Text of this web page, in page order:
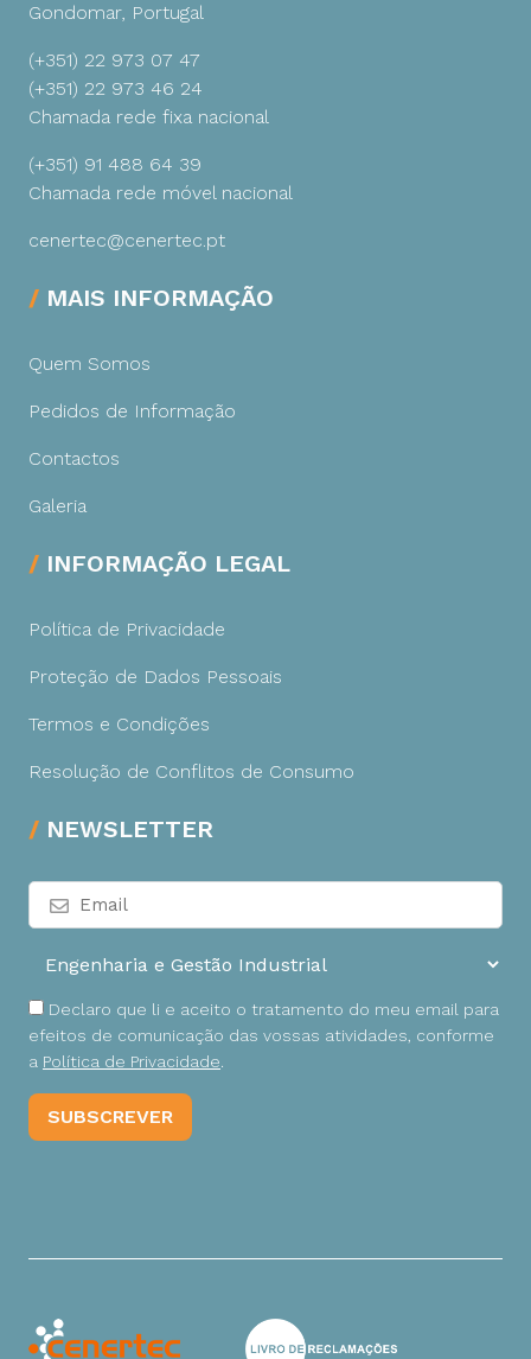
Gondomar, Portugal
(+351) 22 973 07 47
(+351) 22 973 46 24
Chamada rede fixa nacional
(+351) 91 488 64 39
Chamada rede móvel nacional
cenertec@cenertec.pt
MAIS INFORMAÇÃO
Quem Somos
Pedidos de Informação
Contactos
Galeria
INFORMAÇÃO LEGAL
Política de Privacidade
Proteção de Dados Pessoais
Termos e Condições
Resolução de Conflitos de Consumo
NEWSLETTER
Declaro que li e aceito o tratamento do meu email para
efeitos de comunicação das vossas atividades, conforme
a Política de Privacidade.